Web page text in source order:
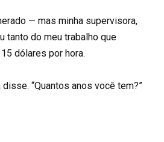
— mas minha supervisora,
tanto do meu trabalho que
dólares por hora.
disse. “Quantos anos você tem?”